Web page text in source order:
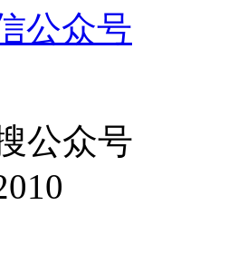
公众号
公众号